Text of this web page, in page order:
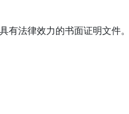
有法律效力的书面证明文件